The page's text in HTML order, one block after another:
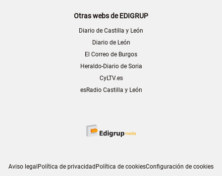
Otras webs de EDIGRUP
Diario de Castilla y León
Diario de León
El Correo de Burgos
Heraldo-Diario de Soria
CyLTV.es
esRadio Castilla y León
Aviso legal Política de privacidad Política de cookiesConfiguración de cookies